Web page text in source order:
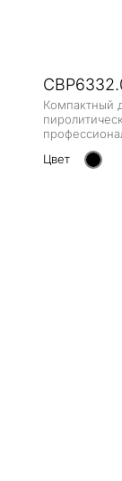
Компактный
Цвет